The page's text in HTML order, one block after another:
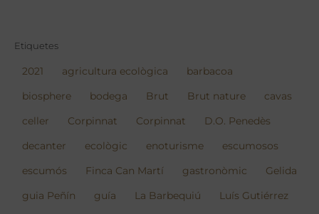
Etiquetes
2021 agricultura ecològica barbacoa
biosphere bodega Brut Brut nature cavas
celler Corpinnat Corpinnat D.O. Penedès
decanter ecològic enoturisme escumosos
escumós Finca Can Martí gastronòmic Gelida
guia Peñín guía La Barbequiú Luís Gutiérrez